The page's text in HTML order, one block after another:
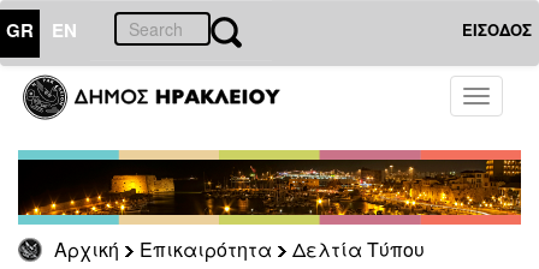
GR EN ΕΙΣΟΔΟΣ
Toggle
Αρχική Επικαιρότητα Δελτία Τύπου
ΕΠΙΚΑΙΡΟΤΗΤΑ
Τύπου
Αρχείο